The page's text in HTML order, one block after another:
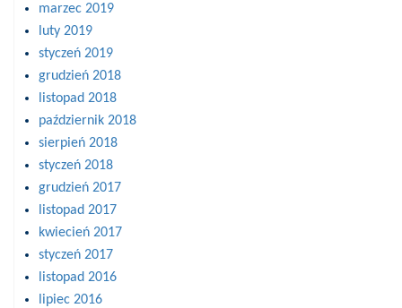
marzec 2019
luty 2019
styczeń 2019
grudzień 2018
listopad 2018
październik 2018
sierpień 2018
styczeń 2018
grudzień 2017
listopad 2017
kwiecień 2017
styczeń 2017
listopad 2016
lipiec 2016